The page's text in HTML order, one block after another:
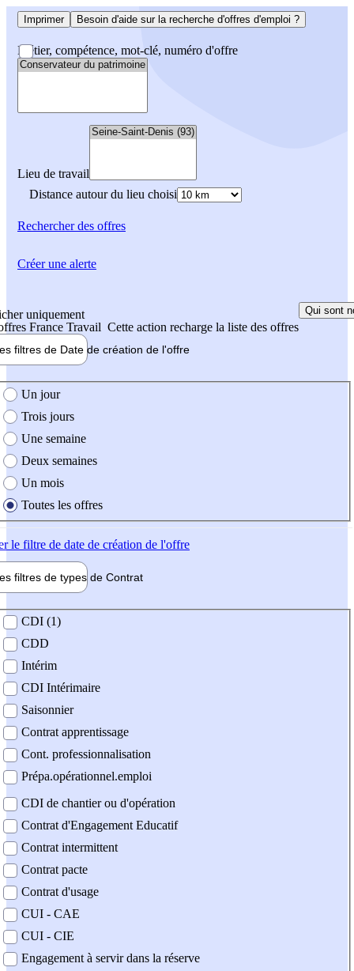
Imprimer Besoin d'aide sur la recherche d'offres d'emploi ?
Métier, compétence, mot-clé, numéro d'offre
Lieu de travail
Distance autour du lieu choisi
Rechercherdes offres
uniquement
France Travail Cette action recharge la liste des offres
Qui sont
filtres de Date de création de l'offre
création de l'offre
Un jour
Trois jours
Une semaine
Deux semaines
Un mois
Toutes les offres
le filtre de date de création de l'offre
filtres de types de Contrat
contrat
CDI (1)
CDD
Intérim
CDI Intérimaire
Saisonnier
Contrat apprentissage
Cont. professionnalisation
Prépa.opérationnel.emploi
CDI de chantier ou d'opération
Contrat d'Engagement Educatif
Contrat intermittent
Contrat pacte
Contrat d'usage
CUI - CAE
CUI - CIE
Engagement à servir dans la réserve
Créer une alerte